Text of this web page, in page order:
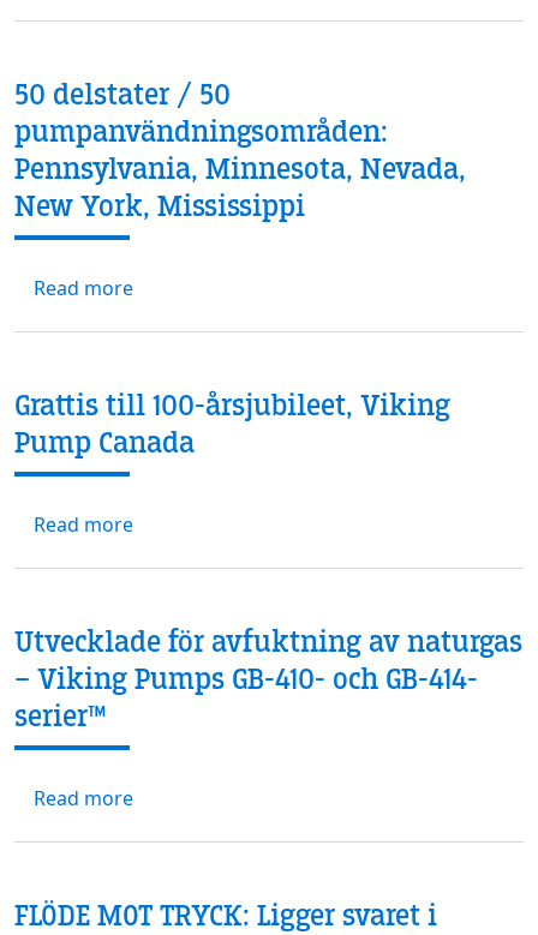
50 delstater / 50
pumpanvändningsområden:
Pennsylvania, Minnesota, Nevada,
New York, Mississippi
Read moreabout 50 delstater / 50
Grattis till 100-årsjubileet, Viking
Pump Canada
Read moreabout Grattis till 100-årsjubileet, Viking
Utvecklade för avfuktning av naturgas
– Viking Pumps GB-410- och GB-414-
serier™
Read moreabout Utvecklade för avfuktning av
FLÖDE MOT TRYCK: Ligger svaret i